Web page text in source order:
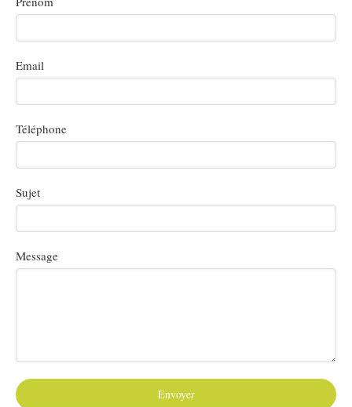
Email
Téléphone
Sujet
Message
Envoyer